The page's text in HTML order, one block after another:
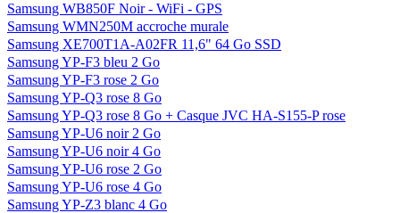
Samsung WB850F Noir - WiFi - GPS
Samsung WMN250M accroche murale
Samsung XE700T1A-A02FR 11,6" 64 Go SSD
Samsung YP-F3 bleu 2 Go
Samsung YP-F3 rose 2 Go
Samsung YP-Q3 rose 8 Go
Samsung YP-Q3 rose 8 Go + Casque JVC HA-S155-P rose
Samsung YP-U6 noir 2 Go
Samsung YP-U6 noir 4 Go
Samsung YP-U6 rose 2 Go
Samsung YP-U6 rose 4 Go
Samsung YP-Z3 blanc 4 Go